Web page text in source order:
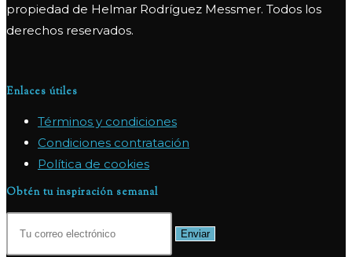
propiedad de Helmar Rodríguez Messmer. Todos los
derechos reservados.
Enlaces útiles
Términos y condiciones
Condiciones contratación
Política de cookies
Obtén tu inspiración semanal
Enviar